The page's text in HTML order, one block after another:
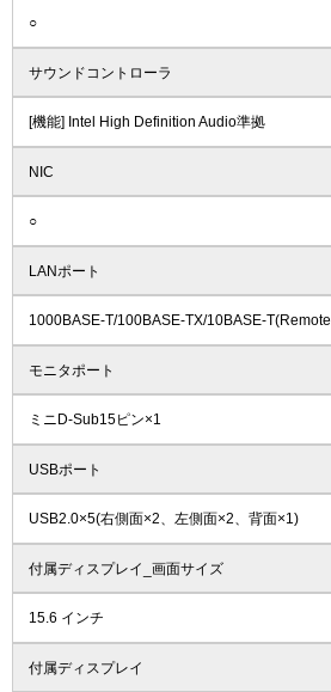
○
サウンドコントローラ
[機能] Intel High Definition Audio準拠
NIC
○
LANポート
1000BASE-T/100BASE-TX/10BASE-
モニタポート
ミニD-Sub15ピン×1
USBポート
USB2.0×5(右側面×2、左側面×2、背面×1)
付属ディスプレイ_画面サイズ
15.6 インチ
付属ディスプレイ